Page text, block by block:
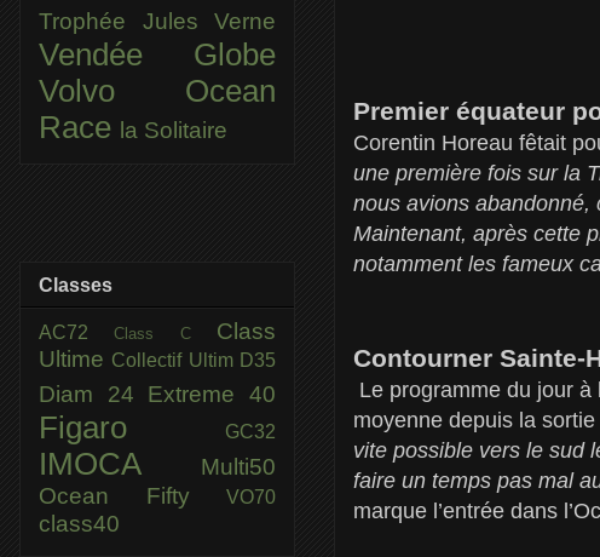
Premier équateur
Corentin Horeau fêtait
une première fois sur la
nous avions abandonné,
Maintenant, après cette
notamment les fameux
Contourner Sainte-
Le programme du jour
moyenne depuis la
vite possible vers le sud
faire un temps pas mal
marque l’entrée dans
Trophée Jules Verne
Vendée Globe
Volvo Ocean
Race la Solitaire
Classes
AC72Class C Class
Ultime Collectif Ultim D35
Diam 24 Extreme 40
Figaro GC32
IMOCA
Multi50
Ocean Fifty
VO70
class40